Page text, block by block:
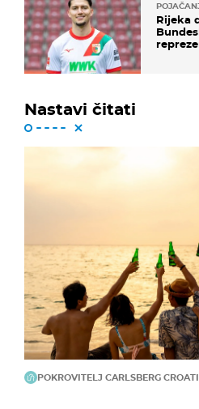
Rijeka
Nastavi čitati
POKROVITELJ CARLSBERG